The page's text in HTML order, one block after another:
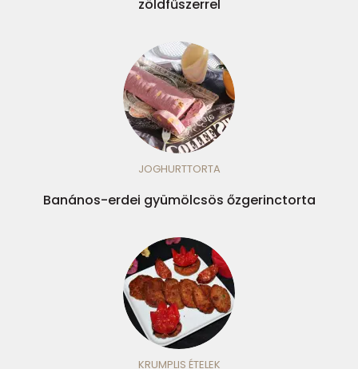
zöldfűszerrel
JOGHURTTORTA
Banános-erdei gyümölcsös őzgerinctorta
KRUMPLIS ÉTELEK